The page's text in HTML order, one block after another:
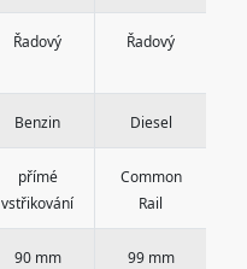
Řadový Řadový
Benzin Diesel
přímé
vstřikování
Common
Rail
90 mm 99 mm